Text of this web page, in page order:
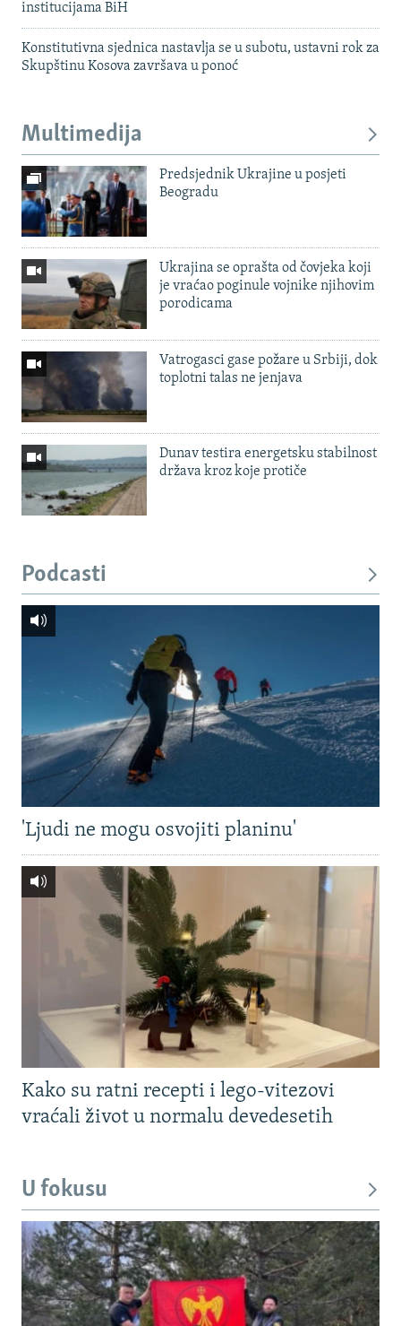
institucijama BiH
Konstitutivna sjednica nastavlja se u subotu, ustavni rok za
Skupštinu Kosova završava u ponoć
Multimedija
Predsjednik Ukrajine u posjeti
Beogradu
Ukrajina se oprašta od čovjeka koji
je vraćao poginule vojnike njihovim
porodicama
Vatrogasci gase požare u Srbiji, dok
toplotni talas ne jenjava
Dunav testira energetsku stabilnost
država kroz koje protiče
Podcasti
'Ljudi ne mogu osvojiti planinu'
Kako su ratni recepti i lego-vitezovi
vraćali život u normalu devedesetih
U fokusu